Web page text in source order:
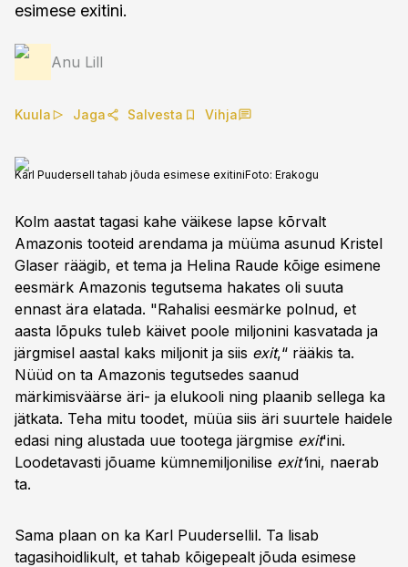
esimese exitini.
Anu Lill
Kuula Jaga Salvesta Vihja
Karl Puudersell tahab jõuda esimese exitiniFoto: Erakogu
Kolm aastat tagasi kahe väikese lapse kõrvalt
Amazonis tooteid arendama ja müüma asunud Kristel
Glaser räägib, et tema ja Helina Raude kõige esimene
eesmärk Amazonis tegutsema hakates oli suuta
ennast ära elatada. "Rahalisi eesmärke polnud, et
aasta lõpuks tuleb käivet poole miljonini kasvatada ja
järgmisel aastal kaks miljonit ja siis exit,“ rääkis ta.
Nüüd on ta Amazonis tegutsedes saanud
märkimisväärse äri- ja elukooli ning plaanib sellega ka
jätkata. Teha mitu toodet, müüa siis äri suurtele haidele
edasi ning alustada uue tootega järgmise exit'ini.
Loodetavasti jõuame kümnemiljonilise exit'ini, naerab
ta.
Sama plaan on ka Karl Puudersellil. Ta lisab
tagasihoidlikult, et tahab kõigepealt jõuda esimese